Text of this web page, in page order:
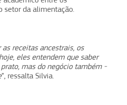
setor da alimentação.
receitas ancestrais, os
eles entendem que saber
mas do negócio também -
”, ressalta Silvia.